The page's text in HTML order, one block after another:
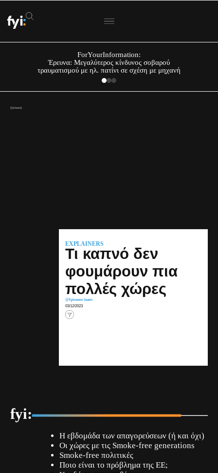
ForYourInformation:
Έρευνα: Μεγαλύτερος κίνδυνος σοβαρού
τραυματισμού με ηλ. πατίνι σε σχέση με μηχανή
(fyiteam)
EXPLAINERS
Τι καπνό δεν
φουμάρουν πια
πολλές χώρες
@fyinews team
03/12/2023
fyi:
Η εβδομάδα των απαγορεύσεων (ή και όχι)
Οι χώρες με τις Smoke-free generations
Smoke-free πολιτικές
Ποιο είναι το πρόβλημα της ΕΕ;